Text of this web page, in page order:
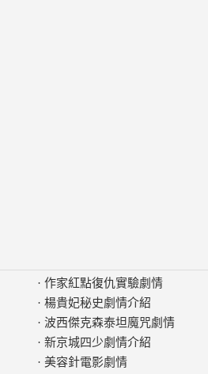
· 作家紅點復仇實驗劇情
· 楊貴妃秘史劇情介紹
· 波西傑克森泰坦魔咒劇情
· 新京城四少劇情介紹
· 美容針電影劇情